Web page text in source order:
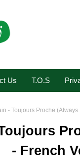
Us T.O.S
- Toujours Proche
- French